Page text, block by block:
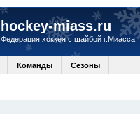
hockey-miass.ru
Федерация хоккея с шайбой г.Миасса
Команды Сезоны